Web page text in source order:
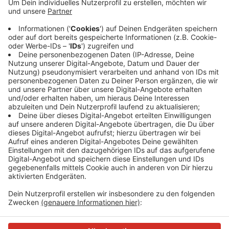
Das sollte eigentlich vergangenen Freitag geschehen -
wie aber beim Bau des Gebäudes selbst, gab es auch
hier Verzögerungen. Bis jetzt ist nur der
Stadtkämmerer in den Rathaus-Neubau gezogen. Bis
das Gebäude komplett bezogen ist, wird es
voraussichtlich bis Herbst dauern.
Anzeige
Anzeige